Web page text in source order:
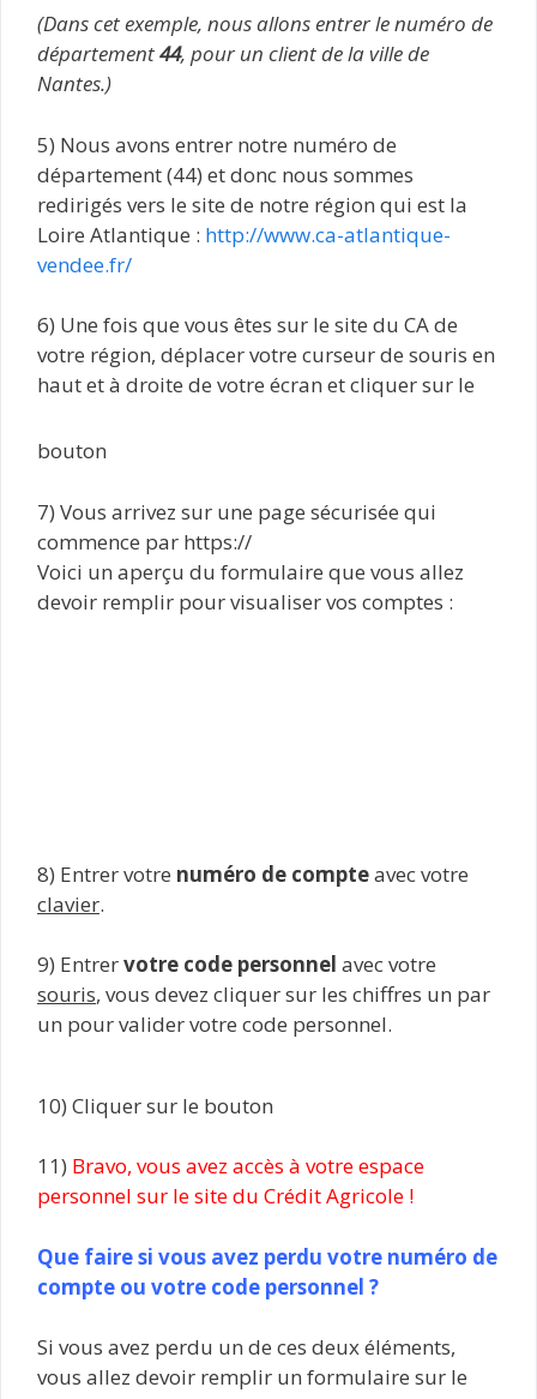
(Dans cet exemple, nous allons entrer le numéro de
département44, pour un client de la ville de
Nantes.)
5) Nous avons entrer notre numéro de
département (44) et donc nous sommes
redirigés vers le site de notre région qui est la
Loire Atlantique : http://www.ca-atlantique-
vendee.fr/
6) Une fois que vous êtes sur le site du CA de
votre région, déplacer votre curseur de souris en
haut et à droite de votre écran et cliquer sur le
bouton
7) Vous arrivez sur une page sécurisée qui
commence par https://
Voici un aperçu du formulaire que vous allez
devoir remplir pour visualiser vos comptes :
8) Entrer votre numéro de compteavec votre
clavier.
9) Entrervotre code personnel avec votre
souris, vous devez cliquer sur les chiffres un par
un pour valider votre code personnel.
10) Cliquer sur le bouton
11) Bravo, vous avez accès à votre espace
personnel sur le site du Crédit Agricole !
Que faire si vous avez perdu votre numéro de
compte ou votre code personnel ?
Si vous avez perdu un de ces deux éléments,
vous allez devoir remplir un formulaire sur le